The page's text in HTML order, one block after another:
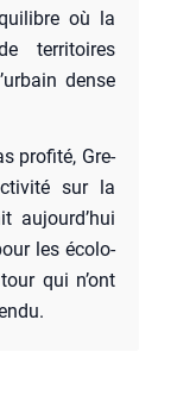
où la
ter­ri­toires
dense
pro­fi­té, Gre­
sur la
aujourd’­hui
les éco­lo­
qui n’ont